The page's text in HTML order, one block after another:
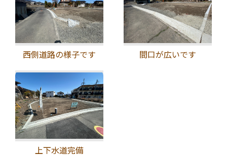
移住に関する相談も随時受付
南アルプス市十日市場1571-1 E-1-1 Fumotto内
西側道路の様子です 間口が広いです
上下水道完備